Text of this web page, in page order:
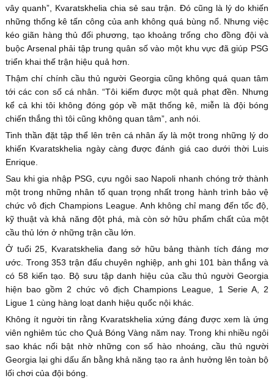
vây quanh”, Kvaratskhelia chia sẻ sau trận. Đó cũng là lý do khiến
những thống kê tấn công của anh không quá bùng nổ. Nhưng việc
kéo giãn hàng thủ đối phương, tạo khoảng trống cho đồng đội và
buộc Arsenal phải tập trung quân số vào một khu vực đã giúp PSG
triển khai thế trận hiệu quả hơn.
Thậm chí chính cầu thủ người Georgia cũng không quá quan tâm
tới các con số cá nhân. “Tôi kiếm được một quả phạt đền. Nhưng
kể cả khi tôi không đóng góp về mặt thống kê, miễn là đội bóng
chiến thắng thì tôi cũng không quan tâm”, anh nói.
Tinh thần đặt tập thể lên trên cá nhân ấy là một trong những lý do
khiến Kvaratskhelia ngày càng được đánh giá cao dưới thời Luis
Enrique.
Sau khi gia nhập PSG, cựu ngôi sao Napoli nhanh chóng trở thành
một trong những nhân tố quan trọng nhất trong hành trình bảo vệ
chức vô địch Champions League. Anh không chỉ mang đến tốc độ,
kỹ thuật và khả năng đột phá, mà còn sở hữu phẩm chất của một
cầu thủ lớn ở những trận cầu lớn.
Ở tuổi 25, Kvaratskhelia đang sở hữu bảng thành tích đáng mơ
ước. Trong 353 trận đấu chuyên nghiệp, anh ghi 101 bàn thắng và
có 58 kiến tạo. Bộ sưu tập danh hiệu của cầu thủ người Georgia
hiện bao gồm 2 chức vô địch Champions League, 1 Serie A, 2
Ligue 1 cùng hàng loạt danh hiệu quốc nội khác.
Không ít người tin rằng Kvaratskhelia xứng đáng được xem là ứng
viên nghiêm túc cho Quả Bóng Vàng năm nay. Trong khi nhiều ngôi
sao khác nổi bật nhờ những con số hào nhoáng, cầu thủ người
Georgia lại ghi dấu ấn bằng khả năng tạo ra ảnh hưởng lên toàn bộ
lối chơi của đội bóng.